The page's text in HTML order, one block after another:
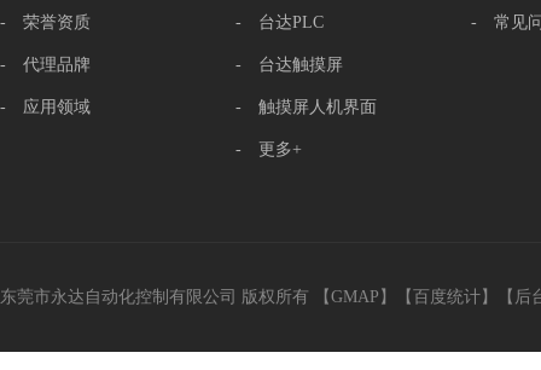
- 荣誉资质
- 代理品牌
- 应用领域
- 台达PLC
- 台达触摸屏
- 触摸屏人机界面
- 更多+
- 常见
东莞市永达自动化控制有限公司 版权所有 【 GMAP 】【 百度统计 】【 后